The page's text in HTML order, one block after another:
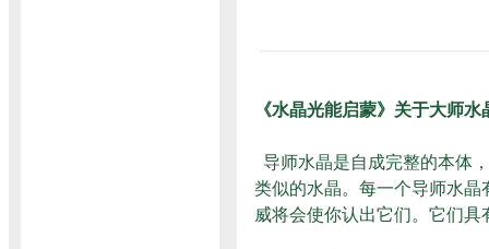
《水晶光能启蒙》关于大师
导师水晶是自成完整的本体
类似的水晶。每一个导师水
威将会使你认出它们。它们